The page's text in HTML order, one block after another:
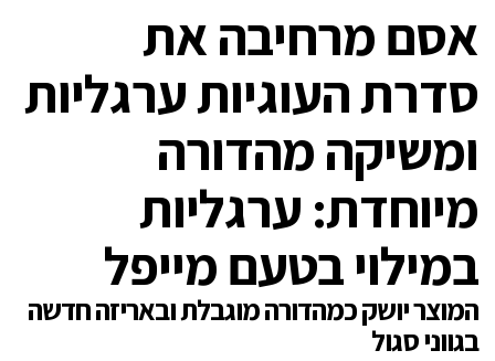
אסם מרחיבה את
סדרת העוגיות ערגליות
ומשיקה מהדורה
מיוחדת: ערגליות
במילוי בטעם מייפל
המוצר יושק כמהדורה מוגבלת ובאריזה חדשה
בגווני סגול